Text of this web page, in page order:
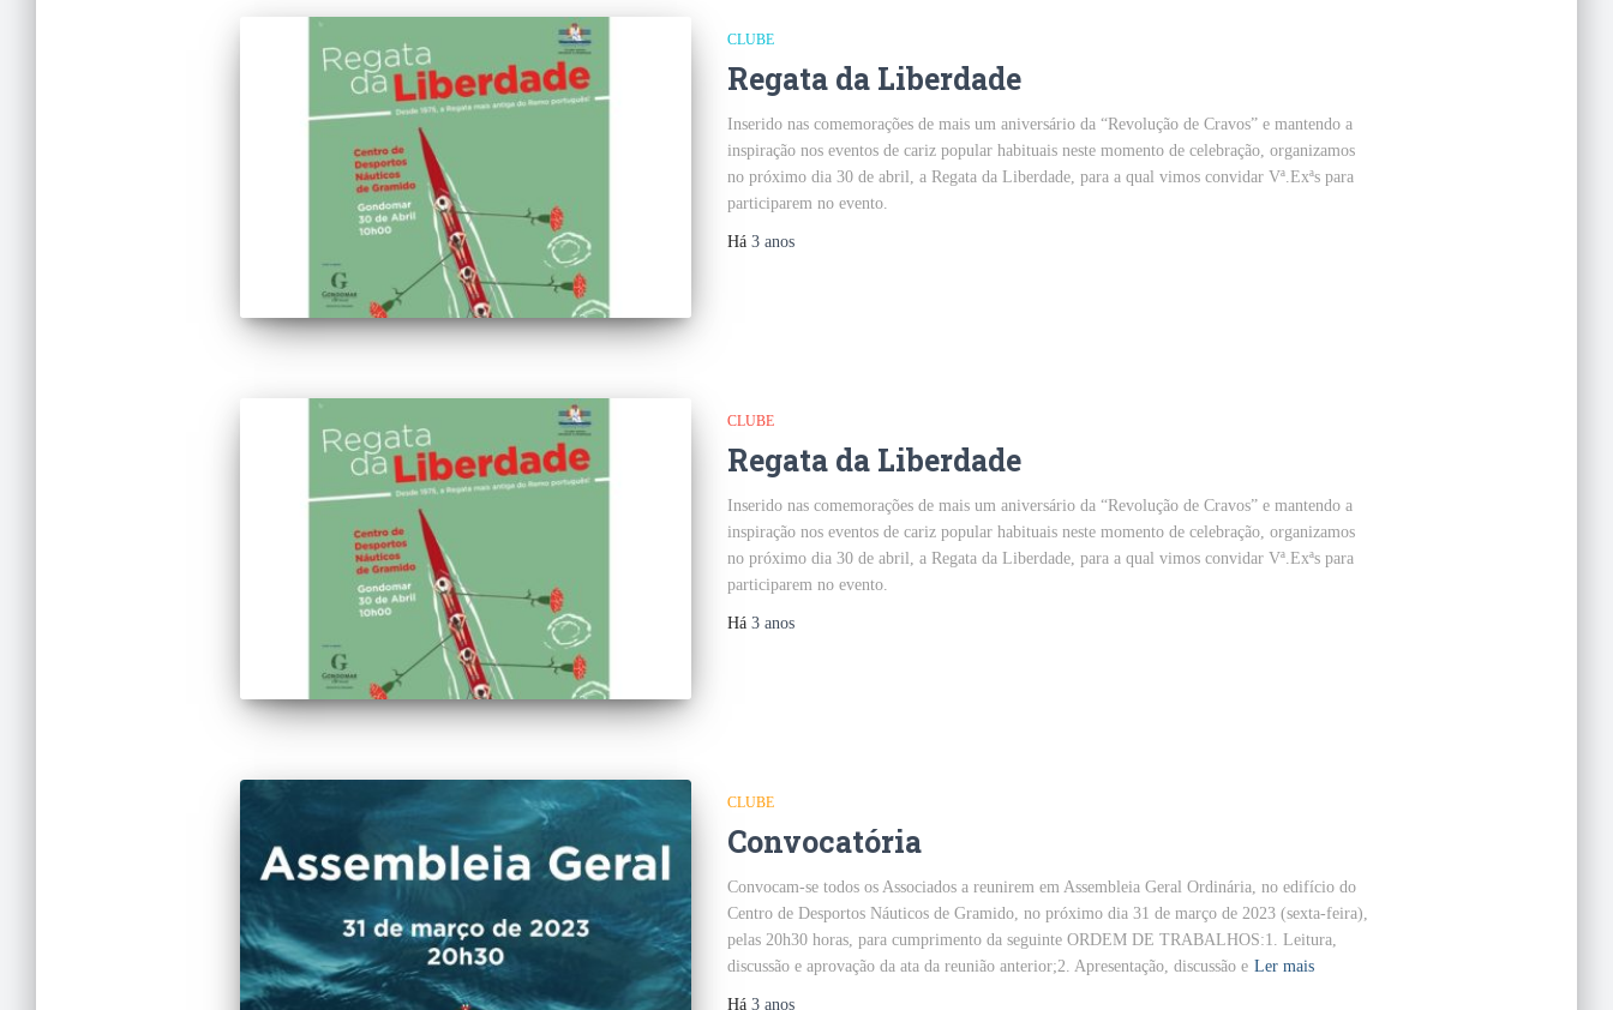
CLUBE
Regata da Liberdade
Inserido nas comemorações de mais um aniversário da “Revolução de Cravos” e mantendo a
inspiração nos eventos de cariz popular habituais neste momento de celebração, organizamos
no próximo dia 30 de abril, a Regata da Liberdade, para a qual vimos convidar Vª.Exªs para
participarem no evento.
Há 3 anos
CLUBE
Regata da Liberdade
Inserido nas comemorações de mais um aniversário da “Revolução de Cravos” e mantendo a
inspiração nos eventos de cariz popular habituais neste momento de celebração, organizamos
no próximo dia 30 de abril, a Regata da Liberdade, para a qual vimos convidar Vª.Exªs para
participarem no evento.
Há 3 anos
CLUBE
Convocatória
Convocam-se todos os Associados a reunirem em Assembleia Geral Ordinária, no edifício do
Centro de Desportos Náuticos de Gramido, no próximo dia 31 de março de 2023 (sexta-feira),
pelas 20h30 horas, para cumprimento da seguinte ORDEM DE TRABALHOS:1. Leitura,
discussão e aprovação da ata da reunião anterior;2. Apresentação, discussão e Ler mais
Há 3 anos